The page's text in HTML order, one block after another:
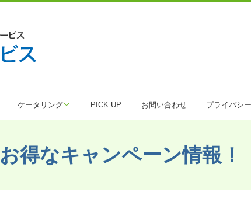
ケータリング PICK UP お問い合わせ プライバシ
お得なキャンペーン情報！